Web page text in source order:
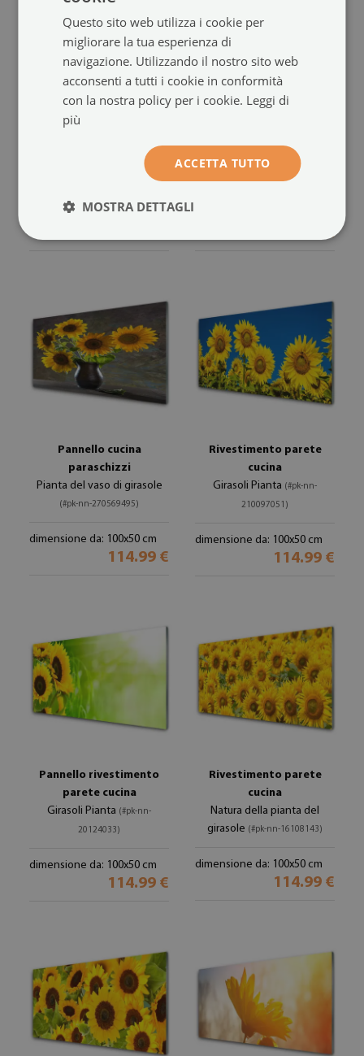
Pannello paraschizzi
Pianta di fiori di girasole
dimensione da: 100x50 cm
paraschizzi
Fiori, piante, natura
(#pk-nn-
3313046)
114.99 €
Pannello cucina
paraschizzi
Pianta del vaso di girasole
(#pk-nn-270569495)
dimensione da: 100x50 cm
114.99 €
Rivestimento parete
cucina
Girasoli Pianta (#pk-nn-
210097051)
dimensione da: 100x50 cm
114.99 €
Pannello rivestimento
parete cucina
Girasoli Pianta (#pk-nn-
20124033)
dimensione da: 100x50 cm
114.99 €
Rivestimento parete
cucina
Natura della pianta del
girasole (#pk-nn-16108143)
dimensione da: 100x50 cm
114.99 €
Questo sito web utilizza i cookie per
migliorare la tua esperienza di
navigazione. Utilizzando il nostro sito web
acconsenti a tutti i cookie in conformità
con la nostra policy per i cookie. Leggi di
più
ACCETTA TUTTO
MOSTRA DETTAGLI